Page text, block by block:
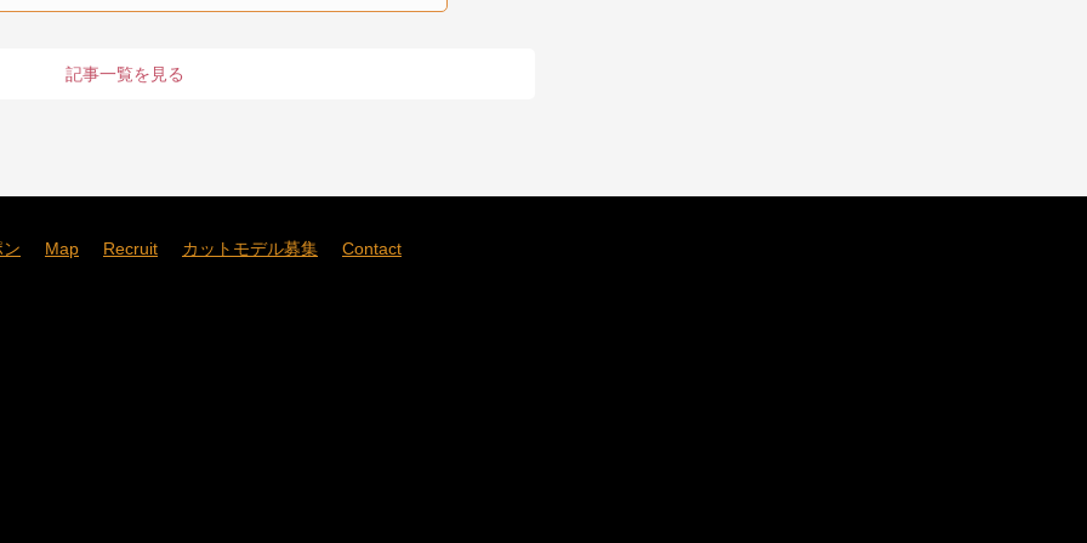
記事一覧を見る
Map Recruit カットモデル募集 Contact